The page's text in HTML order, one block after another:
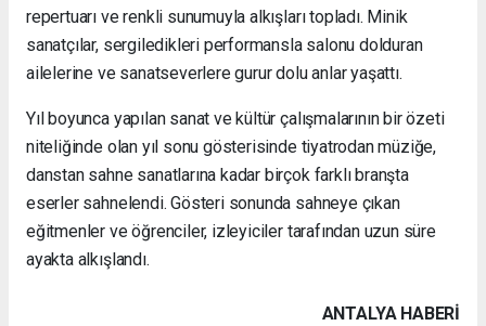
repertuarı ve renkli sunumuyla alkışları topladı. Minik
sanatçılar, sergiledikleri performansla salonu dolduran
ailelerine ve sanatseverlere gurur dolu anlar yaşattı.
Yıl boyunca yapılan sanat ve kültür çalışmalarının bir özeti
niteliğinde olan yıl sonu gösterisinde tiyatrodan müziğe,
danstan sahne sanatlarına kadar birçok farklı branşta
eserler sahnelendi. Gösteri sonunda sahneye çıkan
eğitmenler ve öğrenciler, izleyiciler tarafından uzun süre
ayakta alkışlandı.
ANTALYA HABERİ